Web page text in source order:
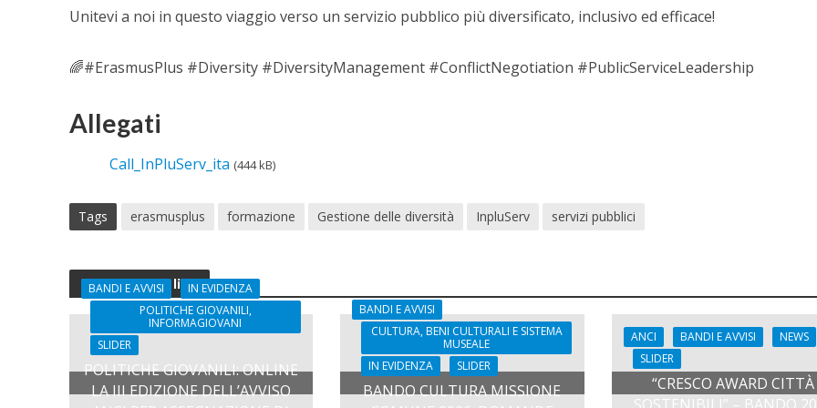
Unitevi a noi in questo viaggio verso un servizio pubblico più diversificato, inclusivo ed efficace!
🌈#ErasmusPlus #Diversity #DiversityManagement #ConflictNegotiation #PublicServiceLeadership
Allegati
Call_InPluServ_ita (444 kB)
Tags erasmusplus formazione Gestione delle diversità InpluServ servizi pubblici
You may also like
BANDI E AVVISI
IN EVIDENZA
POLITICHE GIOVANILI,
INFORMAGIOVANI
SLIDER
POLITICHE GIOVANILI: ONLINE
LA III EDIZIONE DELL’AVVISO
BANDI E AVVISI
CULTURA, BENI CULTURALI E SISTEMA
MUSEALE
IN EVIDENZA
SLIDER
BANDO CULTURA MISSIONE
ANCI BANDI E AVVISI
NEWS
SLIDER
“CRESCO AWARD CITTÀ